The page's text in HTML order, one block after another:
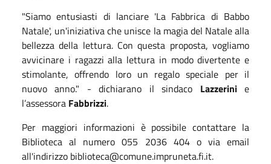
"Siamo entusiasti di lanciare 'La Fabbrica di Babbo
Natale', un'iniziativa che unisce la magia del Natale alla
bellezza della lettura. Con questa proposta, vogliamo
avvicinare i ragazzi alla lettura in modo divertente e
stimolante, offrendo loro un regalo speciale per il
nuovo anno." - dichiarano il sindaco Lazzerinie
l’assessora Fabbrizzi.
Per maggiori informazioni è possibile contattare la
Biblioteca al numero 055 2036 404 o via email
all'indirizzo biblioteca@comune.impruneta.fi.it.